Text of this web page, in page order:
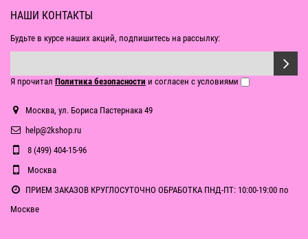
НАШИ КОНТАКТЫ
Будьте в курсе наших акций, подпишитесь на рассылку:
Я прочитал Политика безопасности и согласен с условиями
Москва, ул. Бориса Пастернака 49
help@2kshop.ru
8 (499) 404-15-96
Москва
ПРИЕМ ЗАКАЗОВ КРУГЛОСУТОЧНО ОБРАБОТКА ПНД-ПТ: 10:00-19:00 по
Москве